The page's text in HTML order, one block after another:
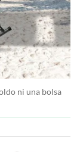
ni una bolsa